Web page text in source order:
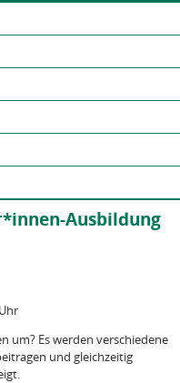
Ausbildung
um? Es werden verschiedene
und gleichzeitig